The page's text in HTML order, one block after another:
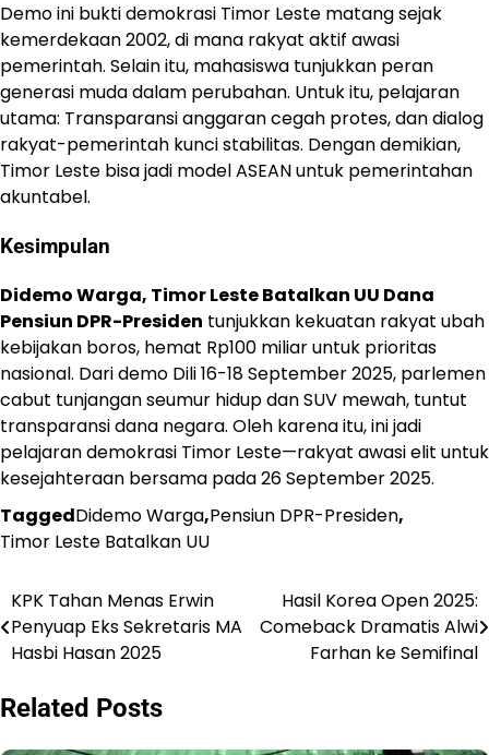
Demo ini bukti demokrasi Timor Leste matang sejak
kemerdekaan 2002, di mana rakyat aktif awasi
pemerintah. Selain itu, mahasiswa tunjukkan peran
generasi muda dalam perubahan. Untuk itu, pelajaran
utama: Transparansi anggaran cegah protes, dan dialog
rakyat-pemerintah kunci stabilitas. Dengan demikian,
Timor Leste bisa jadi model ASEAN untuk pemerintahan
akuntabel.
Kesimpulan
Didemo Warga, Timor Leste Batalkan UU Dana
Pensiun DPR-Presiden tunjukkan kekuatan rakyat ubah
kebijakan boros, hemat Rp100 miliar untuk prioritas
nasional. Dari demo Dili 16-18 September 2025, parlemen
cabut tunjangan seumur hidup dan SUV mewah, tuntut
transparansi dana negara. Oleh karena itu, ini jadi
pelajaran demokrasi Timor Leste—rakyat awasi elit untuk
kesejahteraan bersama pada 26 September 2025.
TaggedDidemo Warga,Pensiun DPR-Presiden,
Timor Leste Batalkan UU
Navigasi
pos
KPK Tahan Menas Erwin
Penyuap Eks Sekretaris MA
Hasbi Hasan 2025
Hasil Korea Open 2025:
Comeback Dramatis Alwi
Farhan ke Semifinal
Related Posts